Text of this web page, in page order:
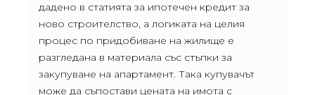
дадено в статията за ипотечен кредит за
ново строителство, а логиката на целия
процес по придобиване на жилище е
разгледана в материала със стъпки за
закупуване на апартамент. Така купувачът
може да съпостави цената на имота с